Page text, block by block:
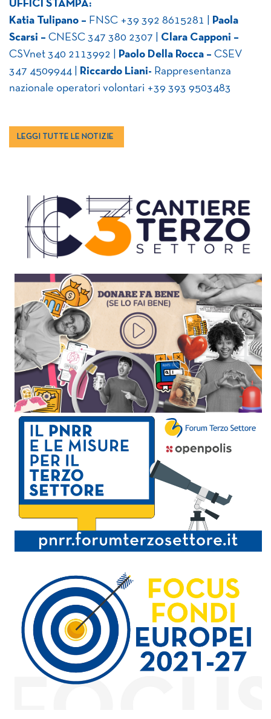
U FFICI STAMPA:
Katia Tulipano – FNSC +39 392 8615281 |
Paola
Scarsi – CNESC 347 380 2307 | Clara Capponi –
CSVnet 340 2113992 |
Paolo Della Rocca – CSEV
347 4509944 |
Riccardo Liani- Rappresentanza
nazionale operatori volontari +39 393 9503483
LEGGI TUTTE LE NOTIZIE